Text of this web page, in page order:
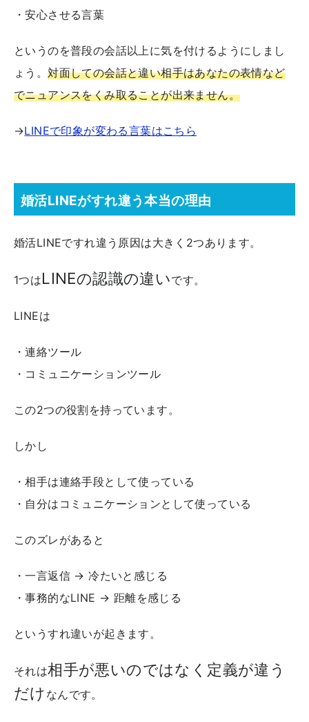
・安心させる言葉
というのを普段の会話以上に気を付けるようにしまし
ょう。対面しての会話と違い相手はあなたの表情など
でニュアンスをくみ取ることが出来ません。
→LINEで印象が変わる言葉はこちら
婚活LINEがすれ違う本当の理由
婚活LINEですれ違う原因は大きく2つあります。
1つはLINEの認識の違いです。
LINEは
・連絡ツール
・コミュニケーションツール
この2つの役割を持っています。
しかし
・相手は連絡手段として使っている
・自分はコミュニケーションとして使っている
このズレがあると
・一言返信 → 冷たいと感じる
・事務的なLINE → 距離を感じる
というすれ違いが起きます。
それは相手が悪いのではなく定義が違う
だけ なんです。